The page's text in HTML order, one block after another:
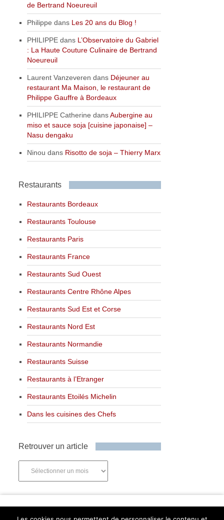
de Bertrand Noeureuil
Philippe dans Les 20 ans du Blog !
PHILIPPE dans L’Observatoire du Gabriel
: La Haute Couture Culinaire de Bertrand
Noeureuil
Laurent Vanzeveren dans Déjeuner au
restaurant Ma Maison, le restaurant de
Philippe Gauffre à Bordeaux
PHILIPPE Catherine dansAubergine au
miso et sauce soja [cuisine japonaise] –
Nasu dengaku
Ninou dans Risotto de soja – Thierry Marx
Restaurants
Restaurants Bordeaux
Restaurants Toulouse
Restaurants Paris
Restaurants France
Restaurants Sud Ouest
Restaurants Centre Rhône Alpes
Restaurants Sud Est et Corse
Restaurants Nord Est
Restaurants Normandie
Restaurants Suisse
Restaurants à l’Etranger
Restaurants Etoilés Michelin
Dans les cuisines des Chefs
Retrouver un article